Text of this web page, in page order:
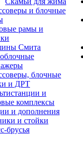
и блочные
рамы и
Смита
блочные
и ДРТ
и
комплексы
и дополнения
и стойки
брусья